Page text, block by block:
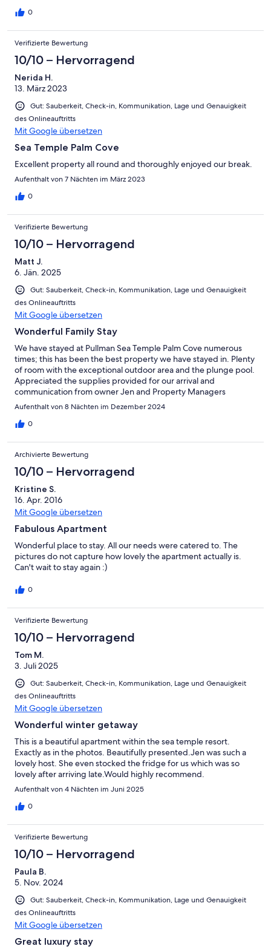
0
Verifizierte Bewertung
10/10 – Hervorragend
Nerida H.
13. März 2023
Gut: Sauberkeit, Check-in, Kommunikation, Lage und Genauigkeit
des Onlineauftritts
Mit Google übersetzen
Sea Temple Palm Cove
Excellent property all round and thoroughly enjoyed our break.
Aufenthalt von 7 Nächten im März 2023
0
Verifizierte Bewertung
10/10 – Hervorragend
Matt J.
6. Jän. 2025
Gut: Sauberkeit, Check-in, Kommunikation, Lage und Genauigkeit
des Onlineauftritts
Mit Google übersetzen
Wonderful Family Stay
We have stayed at Pullman Sea Temple Palm Cove numerous
times; this has been the best property we have stayed in. Plenty
of room with the exceptional outdoor area and the plunge pool.
Appreciated the supplies provided for our arrival and
communication from owner Jen and Property Managers
throughout.
Aufenthalt von 8 Nächten im Dezember 2024
0
Archivierte Bewertung
10/10 – Hervorragend
Kristine S.
16. Apr. 2016
Mit Google übersetzen
Fabulous Apartment
Wonderful place to stay. All our needs were catered to. The
pictures do not capture how lovely the apartment actually is.
Can't wait to stay again :)
0
Verifizierte Bewertung
10/10 – Hervorragend
Tom M.
3. Juli 2025
Gut: Sauberkeit, Check-in, Kommunikation, Lage und Genauigkeit
des Onlineauftritts
Mit Google übersetzen
Wonderful winter getaway
This is a beautiful apartment within the sea temple resort.
Exactly as in the photos. Beautifully presented.Jen was such a
lovely host. She even stocked the fridge for us which was so
lovely after arriving late.Would highly recommend.
Aufenthalt von 4 Nächten im Juni 2025
0
Verifizierte Bewertung
10/10 – Hervorragend
Paula B.
5. Nov. 2024
Gut: Sauberkeit, Check-in, Kommunikation, Lage und Genauigkeit
des Onlineauftritts
Mit Google übersetzen
Great luxury stay